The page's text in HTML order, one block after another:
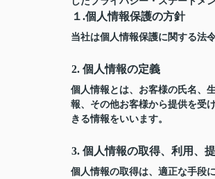
１.個人情報保護の方針
当社は個人情報保護に関する法
2. 個人情報の定義
個人情報とは、お客様の氏名、
報、その他お客様から提供を受
きる情報をいいます。
3. 個人情報の取得、利用、
個人情報の取得は、適正な手段